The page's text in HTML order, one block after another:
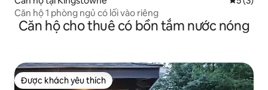
Căn hộ 1 phòng ngủ có lối vào riêng
Căn hộ cho thuê có bồn tắm nước nóng
Được khách yêu thích
Được khách yêu thích